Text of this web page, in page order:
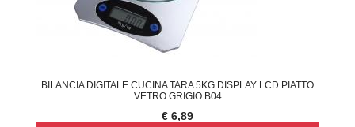
BILANCIA DIGITALE CUCINA TARA 5KG DISPLAY LCD PIATTO
VETRO GRIGIO B04
€ 6,89